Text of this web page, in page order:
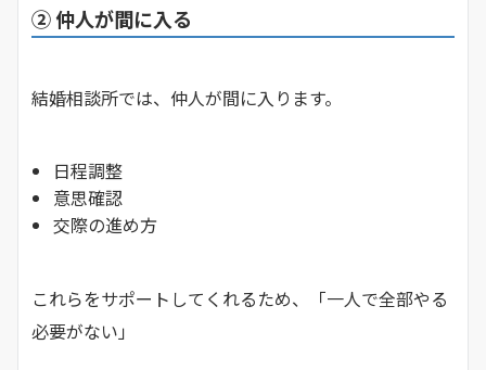
② 仲人が間に入る
結婚相談所では、仲人が間に入ります。
日程調整
意思確認
交際の進め方
これらをサポートしてくれるため、「一人で全部やる
必要がない」